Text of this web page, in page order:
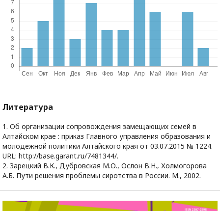
Литература
1. Об организации сопровождения замещающих семей в
Алтайском крае : приказ Главного управления образования и
молодежной политики Алтайского края от 03.07.2015 № 1224.
URL: http://base.garant.ru/7481344/.
2. Зарецкий В.К., Дубровская М.О., Ослон В.Н., Холмогорова
А.Б. Пути решения проблемы сиротства в России. М., 2002.